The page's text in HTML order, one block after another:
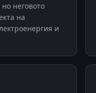
неговото
на
и